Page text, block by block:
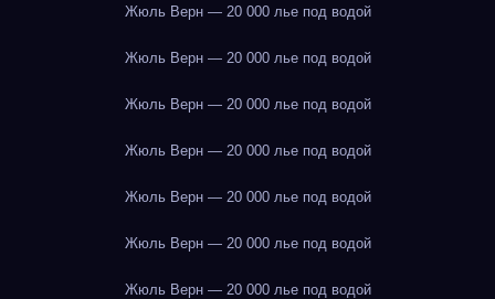
Жюль Верн — 20 000 лье под водой
Жюль Верн — 20 000 лье под водой
Жюль Верн — 20 000 лье под водой
Жюль Верн — 20 000 лье под водой
Жюль Верн — 20 000 лье под водой
Жюль Верн — 20 000 лье под водой
Жюль Верн — 20 000 лье под водой